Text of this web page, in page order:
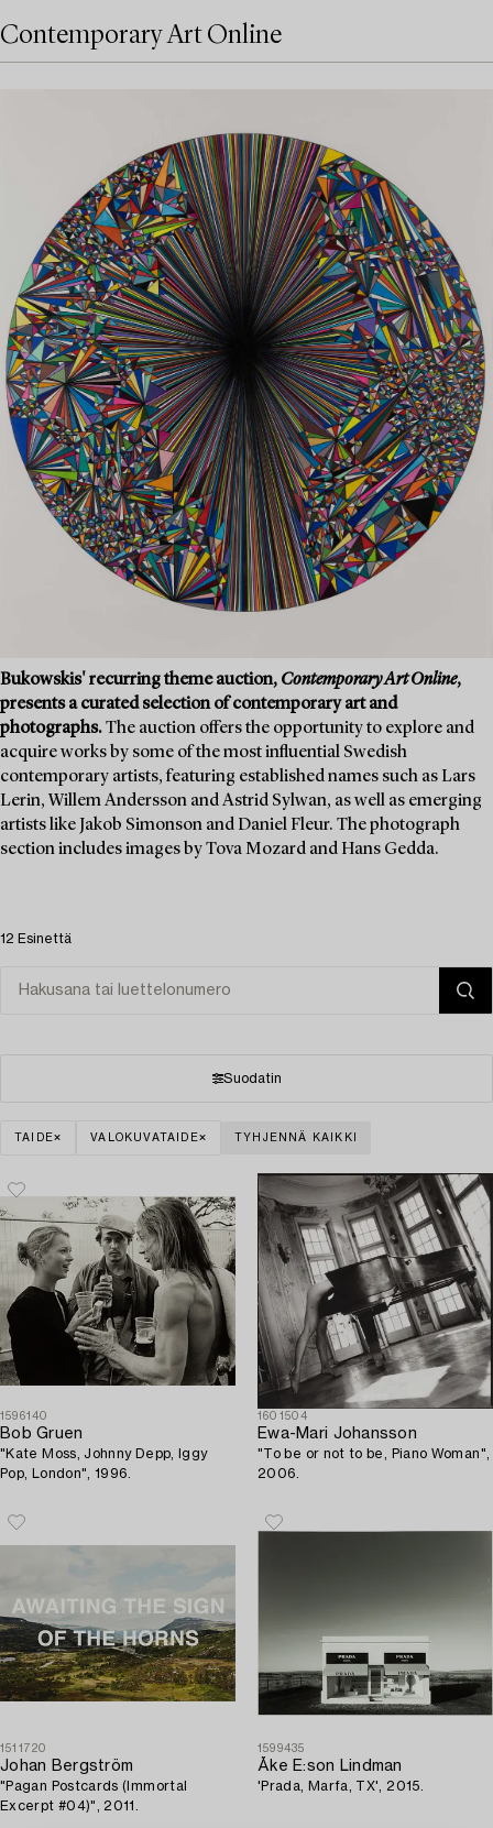
Contemporary Art Online
Bukowskis' recurring theme auction, Contemporary Art Online,
presents a curated selection of contemporary art and
photographs.The auction offers the opportunity to explore and
acquire works by some of the most influential Swedish
contemporary artists, featuring established names such as Lars
Lerin, Willem Andersson and Astrid Sylwan, as well as emerging
artists like Jakob Simonson and Daniel Fleur. The photograph
section includes images by Tova Mozard and Hans Gedda.
12 Esinettä
Suodatin
TAIDE VALOKUVATAIDE TYHJENNÄ KAIKKI
1596140
Bob Gruen
"Kate Moss, Johnny Depp, Iggy
Pop, London", 1996.
1601504
Ewa-Mari Johansson
"To be or not to be, Piano Woman",
2006.
1511720
Johan Bergström
"Pagan Postcards (Immortal
Excerpt #04)", 2011.
1599435
Åke E:son Lindman
'Prada, Marfa, TX', 2015.